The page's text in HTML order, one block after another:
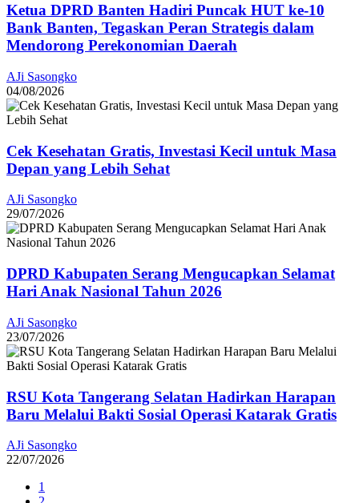
Ketua DPRD Banten Hadiri Puncak HUT ke-10
Bank Banten, Tegaskan Peran Strategis dalam
Mendorong Perekonomian Daerah
AJi Sasongko
04/08/2026
Cek Kesehatan Gratis, Investasi Kecil untuk Masa
Depan yang Lebih Sehat
AJi Sasongko
29/07/2026
DPRD Kabupaten Serang Mengucapkan Selamat
Hari Anak Nasional Tahun 2026
AJi Sasongko
23/07/2026
RSU Kota Tangerang Selatan Hadirkan Harapan
Baru Melalui Bakti Sosial Operasi Katarak Gratis
AJi Sasongko
22/07/2026
1